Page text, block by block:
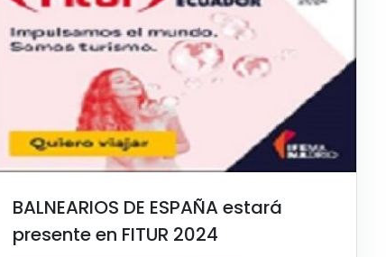
BALNEARIOS DE ESPAÑA estará
presente en FITUR 2024